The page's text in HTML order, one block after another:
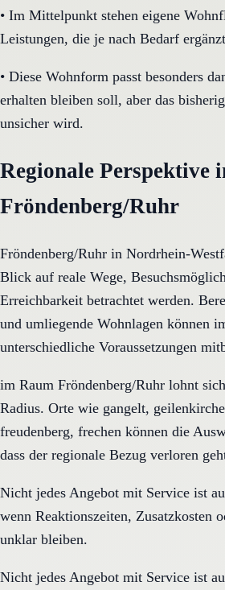
• Im Mittelpunkt stehen eigene
Leistungen, die je nach Bedarf
• Diese Wohnform passt besonders
erhalten bleiben soll, aber das
unsicher wird.
Regionale Perspektive
Fröndenberg/Ruhr
Fröndenberg/Ruhr in Nordrhein-
Blick auf reale Wege,
Erreichbarkeit betrachtet werden.
und umliegende Wohnlagen können
unterschiedliche Voraussetzungen
im Raum Fröndenberg/Ruhr lohnt
Radius. Orte wie gangelt,
freudenberg, frechen können die
dass der regionale Bezug verloren
Nicht jedes Angebot mit Service ist
wenn Reaktionszeiten, Zusatzkosten
unklar bleiben.
Nicht jedes Angebot mit Service ist